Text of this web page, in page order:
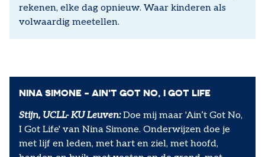
rekenen, elke dag opnieuw. Waar kinderen als
volwaardig meetellen.
NINA SIMONE - AIN'T GOT NO, I GOT LIFE
Stijn, UCLL- KU Leuven:Doe mij maar 'Ain’t Got No,
I Got Life' van Nina Simone. Onderwijzen doe je
met lijf en leden, met hart en ziel, met hoofd,